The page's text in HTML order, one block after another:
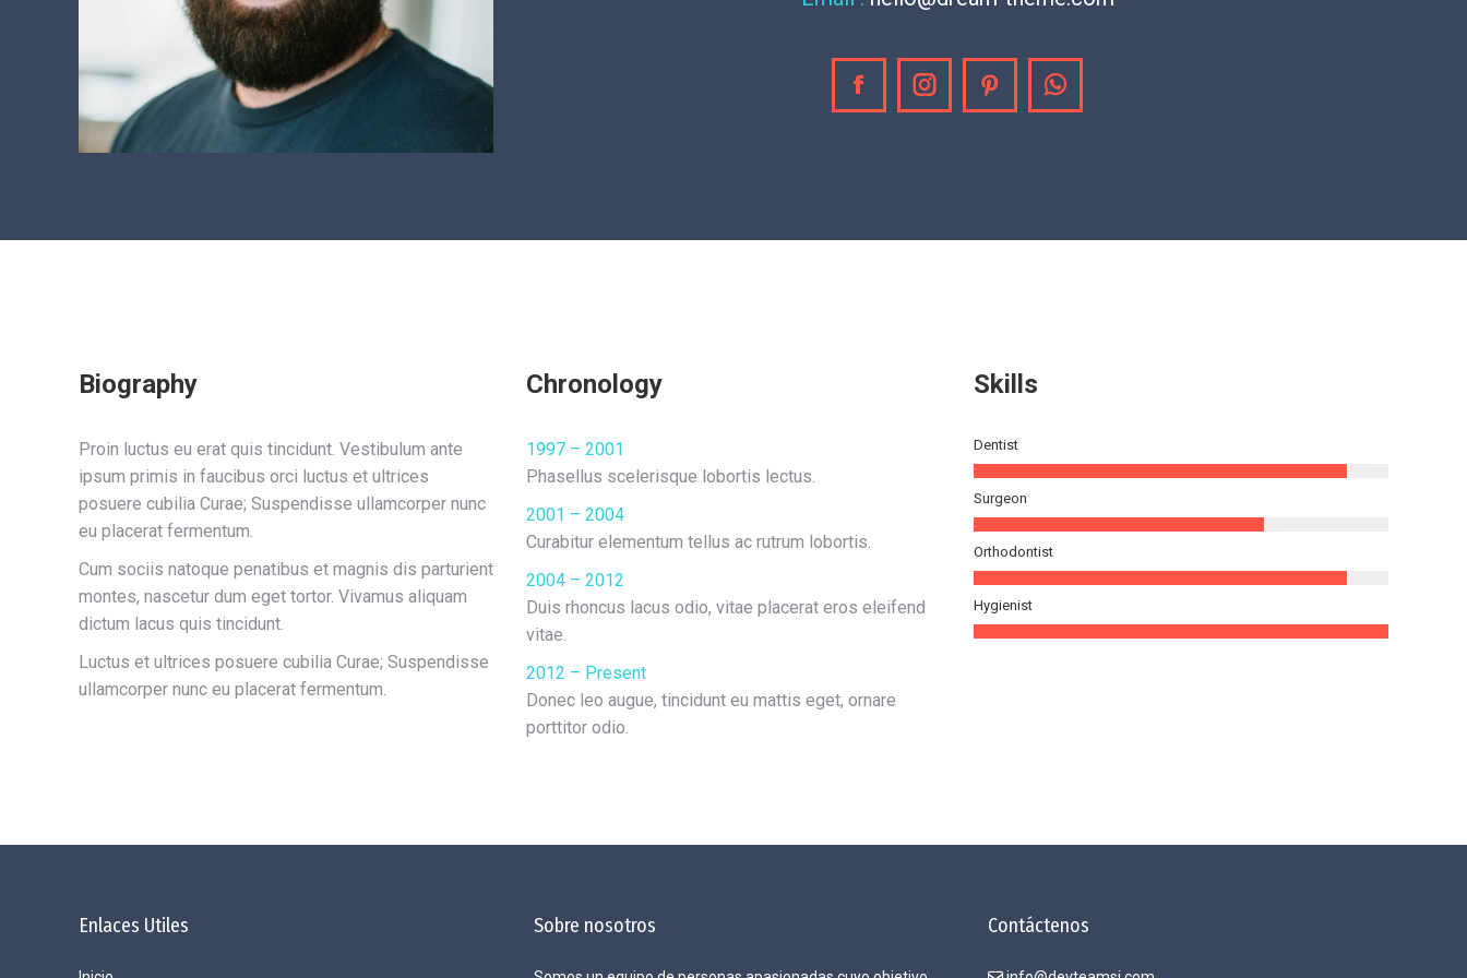
FacebookInstagramPinterestWhatsapp
Biography
Proin luctus eu erat quis tincidunt. Vestibulum ante
ipsum primis in faucibus orci luctus et ultrices
posuere cubilia Curae; Suspendisse ullamcorper nunc
eu placerat fermentum.
Cum sociis natoque penatibus et magnis dis parturient
montes, nascetur dum eget tortor. Vivamus aliquam
dictum lacus quis tincidunt.
Luctus et ultrices posuere cubilia Curae; Suspendisse
ullamcorper nunc eu placerat fermentum.
Chronology
1997 – 2001
Phasellus scelerisque lobortis lectus.
2001 – 2004
Curabitur elementum tellus ac rutrum lobortis.
2004 – 2012
Duis rhoncus lacus odio, vitae placerat eros eleifend
vitae.
2012 – Present
Donec leo augue, tincidunt eu mattis eget, ornare
porttitor odio.
Skills
Dentist
Surgeon
Orthodontist
Hygienist
Enlaces Utiles Sobre nosotros Contáctenos